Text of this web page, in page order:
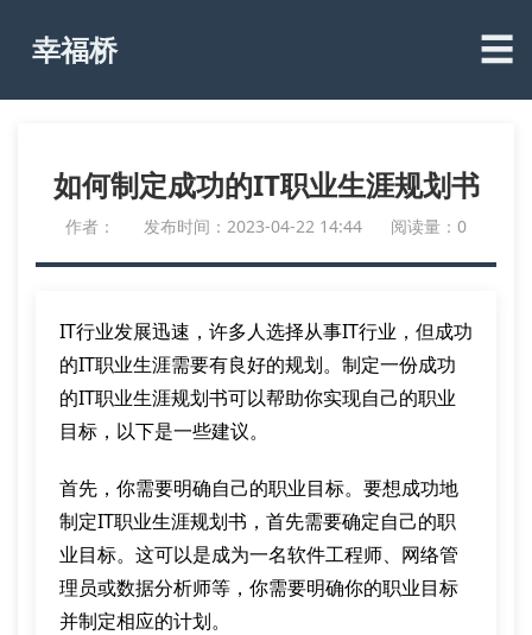
幸福桥 ☰
如何制定成功的IT职业生涯规划书
作者： 发布时间：2023-04-22 14:44 阅读量：0
IT行业发展迅速，许多人选择从事IT行业，但成功
的IT职业生涯需要有良好的规划。制定一份成功
的IT职业生涯规划书可以帮助你实现自己的职业
目标，以下是一些建议。
首先，你需要明确自己的职业目标。要想成功地
制定IT职业生涯规划书，首先需要确定自己的职
业目标。这可以是成为一名软件工程师、网络管
理员或数据分析师等，你需要明确你的职业目标
并制定相应的计划。